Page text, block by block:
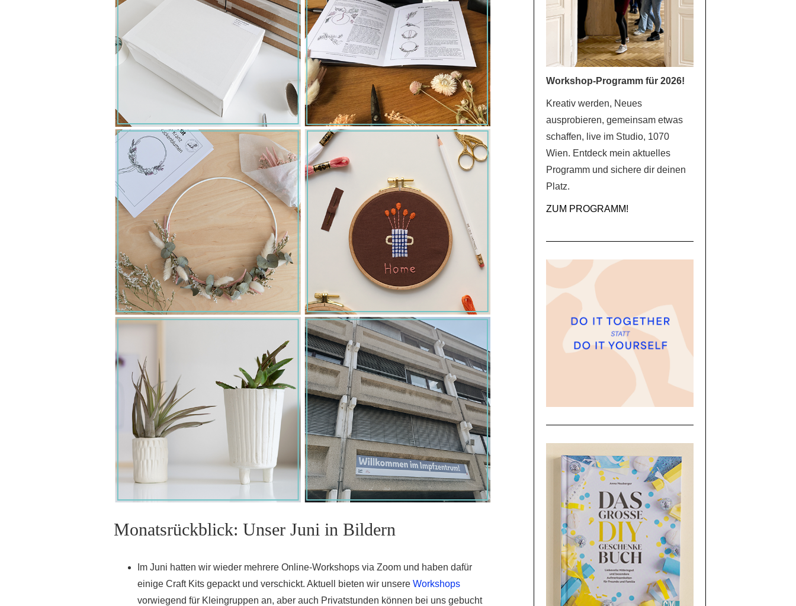
Monatsrückblick: Unser Juni in Bildern
Im Juni hatten wir wieder mehrere Online-Workshops via Zoom und haben dafür
einige Craft Kits gepackt und verschickt. Aktuell bieten wir unsere Workshops
vorwiegend für Kleingruppen an, aber auch Privatstunden können bei uns gebucht
Workshop-Programm für 2026!
Kreativ werden, Neues
ausprobieren, gemeinsam etwas
schaffen, live im Studio, 1070
Wien. Entdeck mein aktuelles
Programm und sichere dir deinen
Platz.
ZUM PROGRAMM!